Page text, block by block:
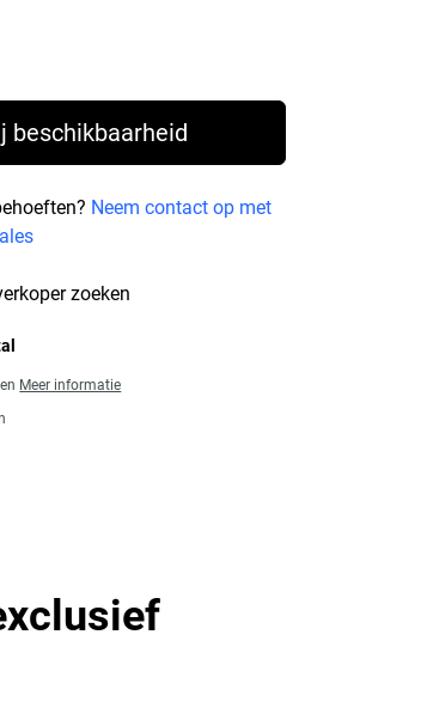
beschikbaarheid
Neem contact op met
zoeken
Meer informatie